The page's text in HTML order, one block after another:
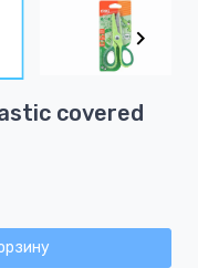
covered